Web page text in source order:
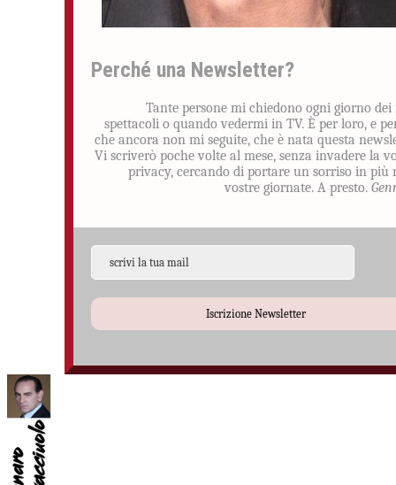
Perché una Newsletter?
Tante persone mi chiedono ogni giorno dei
spettacoli o quando vedermi in TV. È per loro, e
che ancora non mi seguite, che è nata questa
Vi scriverò poche volte al mese, senza invadere la
privacy, cercando di portare un sorriso in più
vostre giornate. A presto.
Iscrizione Newsletter